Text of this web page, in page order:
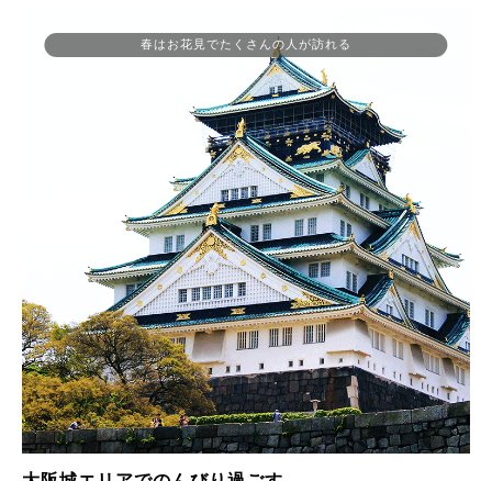
春はお花見でたくさんの人が訪れる